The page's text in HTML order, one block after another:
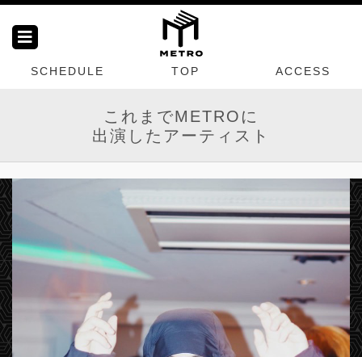
SCHEDULE TOP ACCESS
これまでMETROに
出演したアーティスト